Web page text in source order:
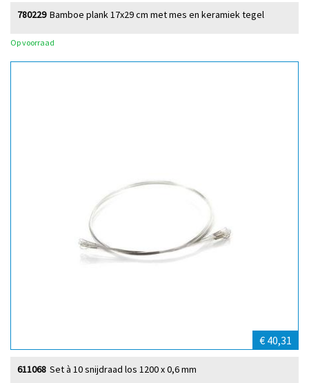
Bamboe plank 17x29 cm met mes en keramiek tegel
780229
Op voorraad
€ 40,31
Set à 10 snijdraad los 1200 x 0,6 mm
611068